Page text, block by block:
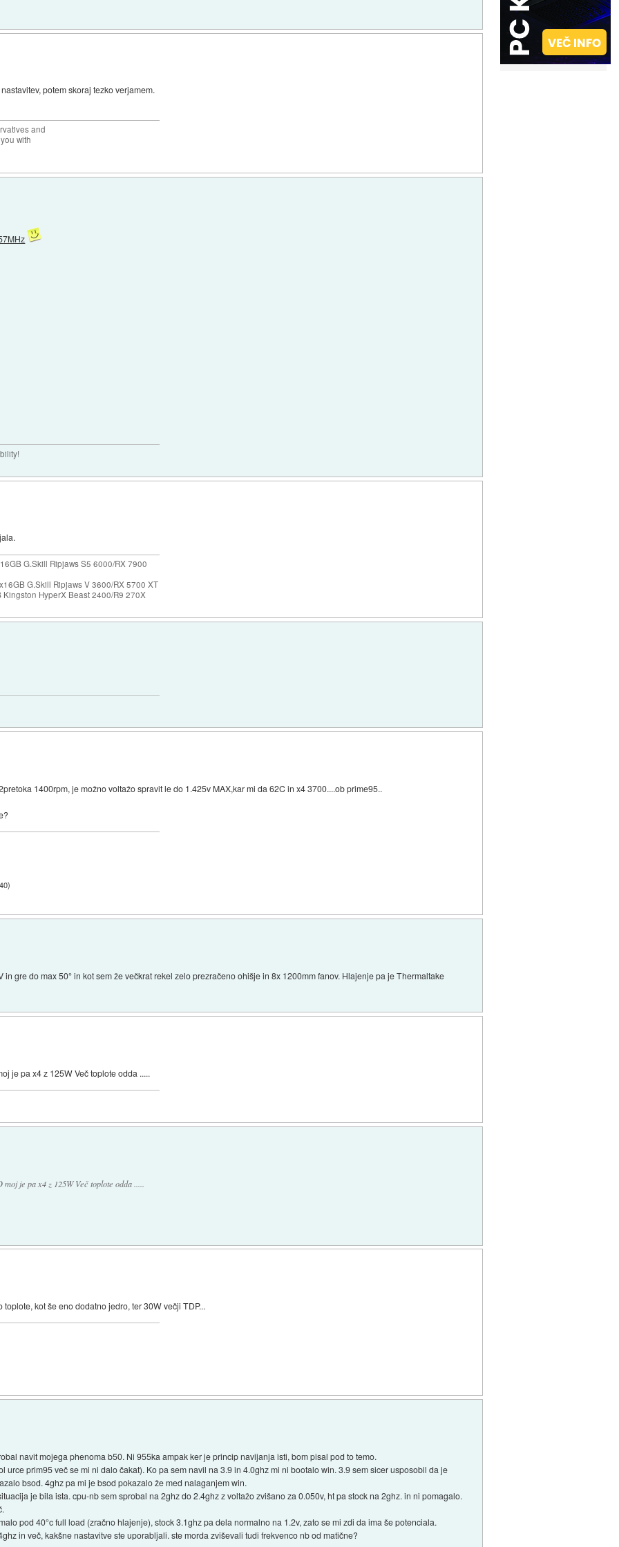
potem skoraj tezko verjamem.
and
with
G.Skill Ripjaws S5 6000/RX 7900
G.Skill Ripjaws V 3600/RX 5700 XT
HyperX Beast 2400/R9 270X
1400rpm, je možno voltažo spravit le do 1.425v MAX,kar mi da 62C in x4 3700....ob prime95..
)
in gre do max 50° in kot sem že večkrat rekel zelo prezračeno ohišje in 8x 1200mm fanov. Hlajenje pa je Thermaltake
je pa x4 z 125W Več toplote odda .....
je pa x4 z 125W Več toplote odda .....
kot še eno dodatno jedro, ter 30W večji TDP...
navit mojega phenoma b50. Ni 955ka ampak ker je princip navijanja isti, bom pisal pod to temo.
urce prim95 več se mi ni dalo čakat). Ko pa sem navil na 3.9 in 4.0ghz mi ni bootalo win. 3.9 sem sicer usposobil da je
bsod. 4ghz pa mi je bsod pokazalo že med nalaganjem win.
je bila ista. cpu-nb sem sprobal na 2ghz do 2.4ghz z voltažo zvišano za 0.050v, ht pa stock na 2ghz. in ni pomagalo.
pod 40°c full load (zračno hlajenje), stock 3.1ghz pa dela normalno na 1.2v, zato se mi zdi da ima še potenciala.
in več, kakšne nastavitve ste uporabljali. ste morda zviševali tudi frekvenco nb od matične?